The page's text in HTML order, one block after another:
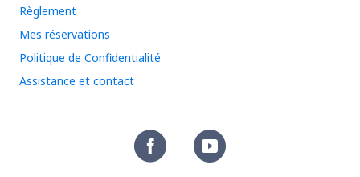
Règlement
Mes réservations
Politique de Confidentialité
Assistance et contact